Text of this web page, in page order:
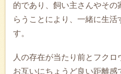
的であり、飼い主さんやその
らうことにより、一緒に生活
す。
人の存在が当たり前とフクロ
お互いにちょうど良い距離感